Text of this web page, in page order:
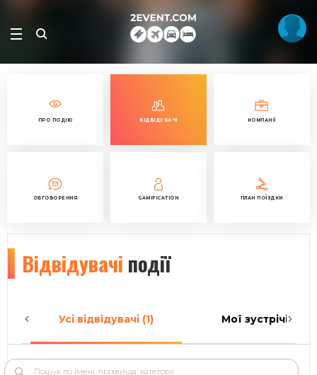
ПРО ПОДІЮ ВІДВІДУВАЧІ КОМПАНІЇ
ОБГОВОРЕННЯ GAMIFICATION ПЛАН ПОЇЗДКИ
Відвідувачі події
Усі відвідувачі (1) Мої зустрічі (0)